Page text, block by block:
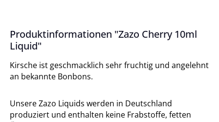
Produktinformationen "Zazo Cherry 10ml
Liquid"
Kirsche ist geschmacklich sehr fruchtig und angelehnt
an bekannte Bonbons.
Unsere Zazo Liquids werden in Deutschland
produziert und enthalten keine Frabstoffe, fetten